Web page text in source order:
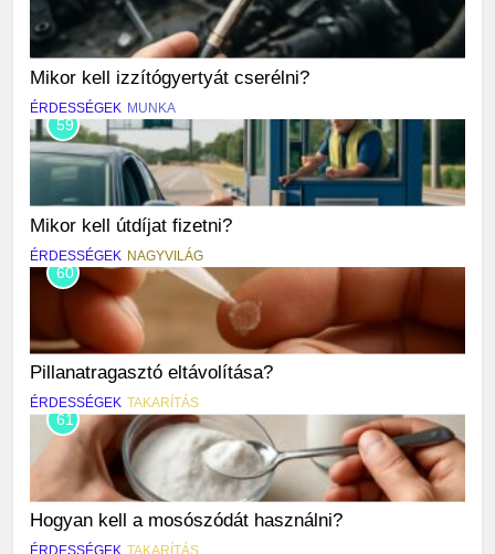
Mikor kell izzítógyertyát cserélni?
ÉRDESSÉGEK MUNKA
59
Mikor kell útdíjat fizetni?
ÉRDESSÉGEK NAGYVILÁG
60
Pillanatragasztó eltávolítása?
ÉRDESSÉGEK TAKARÍTÁS
61
Hogyan kell a mosószódát használni?